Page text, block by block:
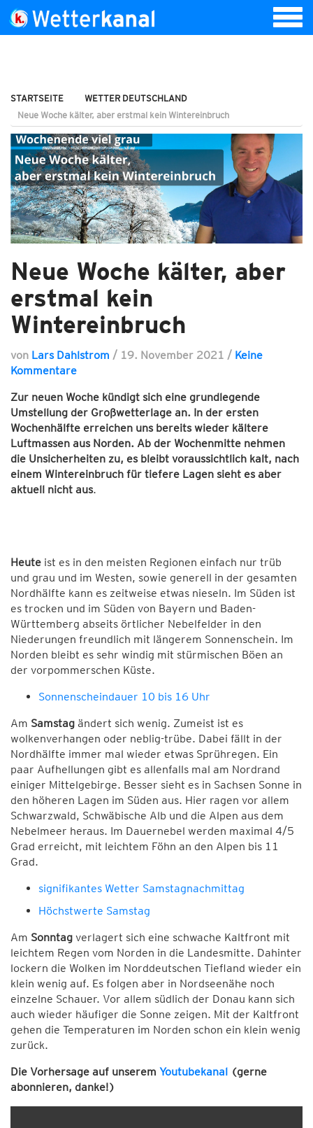
STARTSEITE
WETTER DEUTSCHLAND
Neue Woche kälter, aber erstmal kein Wintereinbruch
Neue Woche kälter, aber
erstmal kein
Wintereinbruch
von Lars Dahlstrom / 19. November 2021 / Keine
Kommentare
Zur neuen Woche kündigt sich eine grundlegende
Umstellung der Großwetterlage an. In der ersten
Wochenhälfte erreichen uns bereits wieder kältere
Luftmassen aus Norden. Ab der Wochenmitte nehmen
die Unsicherheiten zu, es bleibt voraussichtlich kalt, nach
einem Wintereinbruch für tiefere Lagen sieht es aber
aktuell nicht aus.
Heute ist es in den meisten Regionen einfach nur trüb
und grau und im Westen, sowie generell in der gesamten
Nordhälfte kann es zeitweise etwas nieseln. Im Süden ist
es trocken und im Süden von Bayern und Baden-
Württemberg abseits örtlicher Nebelfelder in den
Niederungen freundlich mit längerem Sonnenschein. Im
Norden bleibt es sehr windig mit stürmischen Böen an
der vorpommerschen Küste.
Sonnenscheindauer 10 bis 16 Uhr
Am Samstag ändert sich wenig. Zumeist ist es
wolkenverhangen oder neblig-trübe. Dabei fällt in der
Nordhälfte immer mal wieder etwas Sprühregen. Ein
paar Aufhellungen gibt es allenfalls mal am Nordrand
einiger Mittelgebirge. Besser sieht es in Sachsen Sonne in
den höheren Lagen im Süden aus. Hier ragen vor allem
Schwarzwald, Schwäbische Alb und die Alpen aus dem
Nebelmeer heraus. Im Dauernebel werden maximal 4/5
Grad erreicht, mit leichtem Föhn an den Alpen bis 11
Grad.
signifikantes Wetter Samstagnachmittag
Höchstwerte Samstag
Am Sonntag verlagert sich eine schwache Kaltfront mit
leichtem Regen vom Norden in die Landesmitte. Dahinter
lockern die Wolken im Norddeutschen Tiefland wieder ein
klein wenig auf. Es folgen aber in Nordseenähe noch
einzelne Schauer. Vor allem südlich der Donau kann sich
auch wieder häufiger die Sonne zeigen. Mit der Kaltfront
gehen die Temperaturen im Norden schon ein klein wenig
zurück.
Die Vorhersage auf unserem Youtubekanal (gerne
abonnieren, danke!)